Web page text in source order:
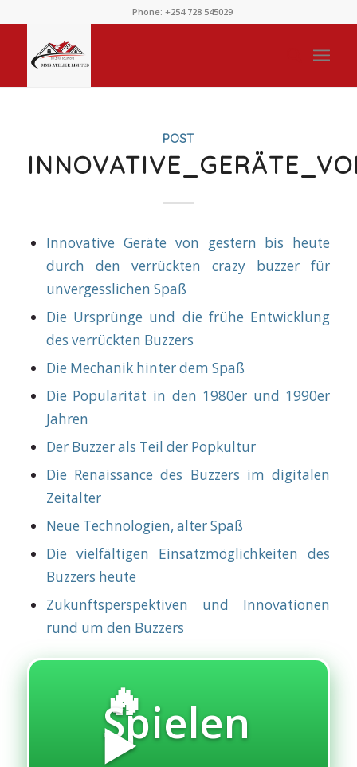
Phone: +254 728 545029
POST
Innovative Geräte von gestern bis heute
durch den verrückten crazy buzzer für
unvergesslichen Spaß
Die Ursprünge und die frühe Entwicklung
des verrückten Buzzers
Die Mechanik hinter dem Spaß
Die Popularität in den 1980er und 1990er
Jahren
Der Buzzer als Teil der Popkultur
Die Renaissance des Buzzers im digitalen
Zeitalter
Neue Technologien, alter Spaß
Die vielfältigen Einsatzmöglichkeiten des
Buzzers heute
Zukunftsperspektiven und Innovationen
rund um den Buzzers
🔥
Spielen
▶️